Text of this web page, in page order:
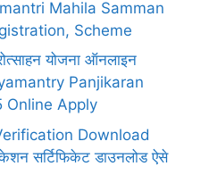
Mahila Samman
Scheme
योजना ऑनलाइन
Panjikaran
Online Apply
Download
सर्टिफिकेट डाउनलोड ऐसे